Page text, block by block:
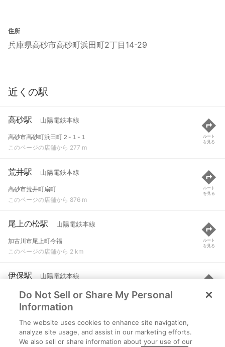
住所
兵庫県高砂市高砂町浜田町2丁目14-29
近くの駅
高砂駅 山陽電鉄本線
高砂市高砂町浜田町２-１-１
このページの店舗から 277 m
ルート
を見る
荒井駅 山陽電鉄本線
高砂市荒井町扇町
このページの店舗から 876 m
ルート
を見る
尾上の松駅 山陽電鉄本線
加古川市尾上町今福
このページの店舗から 2 km
ルート
を見る
伊保駅 山陽電鉄本線
高砂市伊保港町
このページの店舗から 2.1 km
ルート
を見る
浜の宮駅 山陽電鉄本線
加古川市尾上町口里
Do Not Sell or Share My Personal
Information
The website uses cookies to enhance site navigation,
analyze site usage, and assist in our marketing efforts.
We also sell or share information about your use of our